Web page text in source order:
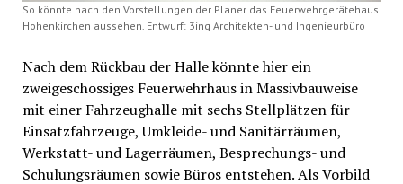
So könnte nach den Vorstellungen der Planer das Feuerwehrgerätehaus
Hohenkirchen aussehen. Entwurf: 3ing Architekten- und Ingenieurbüro
Nach dem Rückbau der Halle könnte hier ein
zweigeschossiges Feuerwehrhaus in Massivbauweise
mit einer Fahrzeughalle mit sechs Stellplätzen für
Einsatzfahrzeuge, Umkleide- und Sanitärräumen,
Werkstatt- und Lagerräumen, Besprechungs- und
Schulungsräumen sowie Büros entstehen. Als Vorbild